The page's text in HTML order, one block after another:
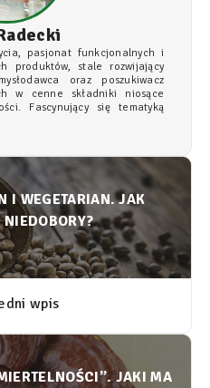
pasjonat funkcjonalnych i
produktów, stale rozwijający
oraz poszukiwacz
w cenne składniki niosące
Fascynujący się tematyką
I WEGETARIAN. JAK
wpis
JAKI MA